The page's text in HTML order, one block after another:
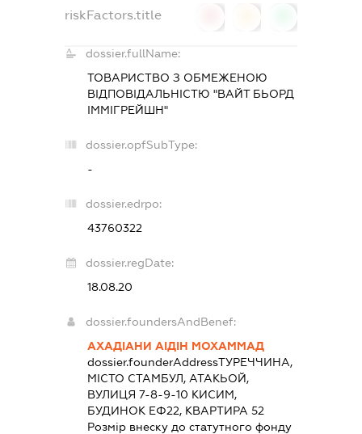
riskFactors.title
dossier.fullName:
ТОВАРИСТВО З ОБМЕЖЕНОЮ
ВІДПОВІДАЛЬНІСТЮ "ВАЙТ БЬОРД
ІММІГРЕЙШН"
dossier.opfSubType:
-
dossier.edrpo:
43760322
dossier.regDate:
18.08.20
dossier.foundersAndBenef:
АХАДІАНИ АІДІН МОХАММАД
dossier.founderAddressТУРЕЧЧИНА,
МІСТО СТАМБУЛ, АТАКЬОЙ,
ВУЛИЦЯ 7-8-9-10 КИСИМ,
БУДИНОК ЕФ22, КВАРТИРА 52
Розмір внеску до статутного фонду